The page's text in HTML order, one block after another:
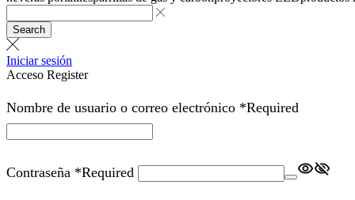
Search
Iniciar sesión
Acceso Register
Nombre de usuario o correo electrónico *Required
Contraseña *Required